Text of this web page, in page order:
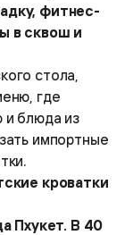
фитнес-
в сквош и
стола,
где
и блюда из
импортные
кроватки
Пхукет. В 40